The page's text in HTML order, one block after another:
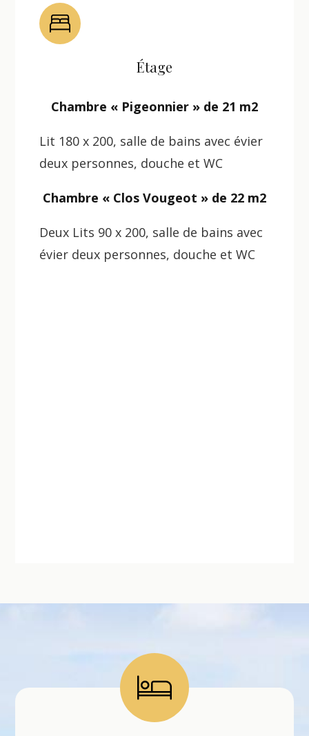
Étage
Chambre « Pigeonnier » de 21 m2
Lit 180 x 200, salle de bains avec évier
deux personnes, douche et WC
Chambre « Clos Vougeot » de 22 m2
Deux Lits 90 x 200, salle de bains avec
évier deux personnes, douche et WC